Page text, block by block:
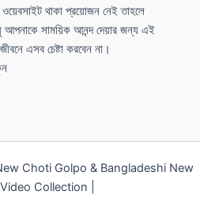
থাকা প্রয়োজন নেই তাহলে
আপনাকে সাময়িক আনন্দ দেয়ার জন্য এই
এসব চেষ্টা করবেন না।
Choti Golpo & Bangladeshi New
Collection |